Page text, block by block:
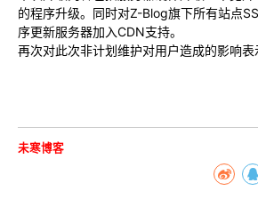
的程序升级。同时对Z-Blog旗下所有站点
序更新服务器加入CDN支持。
再次对此次非计划维护对用户造成的影响表
未寒博客